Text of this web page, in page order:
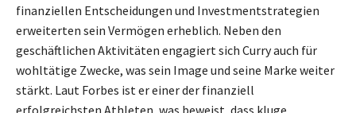
finanziellen Entscheidungen und Investmentstrategien
erweiterten sein Vermögen erheblich. Neben den
geschäftlichen Aktivitäten engagiert sich Curry auch für
wohltätige Zwecke, was sein Image und seine Marke weiter
stärkt. Laut Forbes ist er einer der finanziell